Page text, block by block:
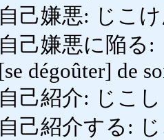
自己嫌悪: じこ
自己嫌悪に陥る:
[se dégoûter] de
自己紹介: じこ
自己紹介する: